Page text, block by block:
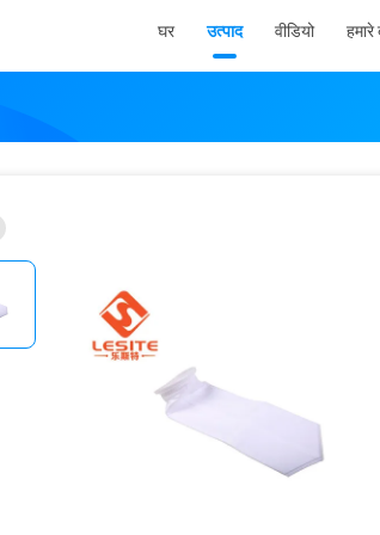
घर उत्पाद वीडियो हमारे